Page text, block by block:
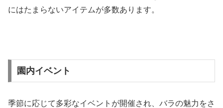
にはたまらないアイテムが多数あります。
園内イベント
季節に応じて多彩なイベントが開催され、バラの魅力をさ